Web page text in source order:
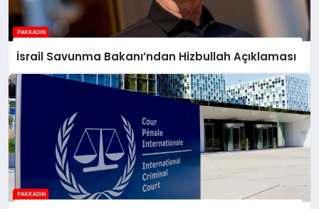
İsrail Savunma Bakanı’ndan Hizbullah Açıklaması